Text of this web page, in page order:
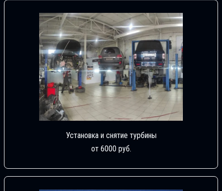
Установка и снятие турбины
от 6000 руб.